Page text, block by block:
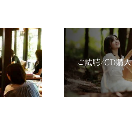
ご試聴/CD購入